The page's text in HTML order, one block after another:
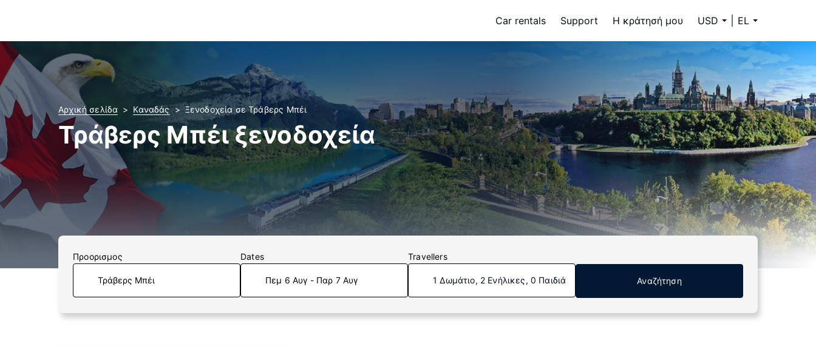
Car rentals Support Η κράτησή μου USD EL
Αρχική σελίδα Καναδάς Ξενοδοχεία σε Τράβερς Μπέι
Τράβερς Μπέι ξενοδοχεία
Προορισμος Dates
Πεμ 6 Αυγ - Παρ 7 Αυγ
Travellers
1 Δωμάτιο, 2 Ενήλικες, 0 Παιδιά Αναζήτηση